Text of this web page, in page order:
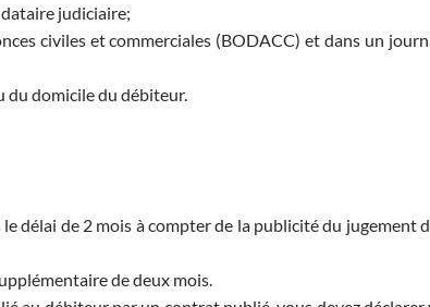
judiciaire;
civiles et commerciales (BODACC) et dans un
du domicile du débiteur.
délai de 2 mois à compter de la publicité du jugement
de deux mois.